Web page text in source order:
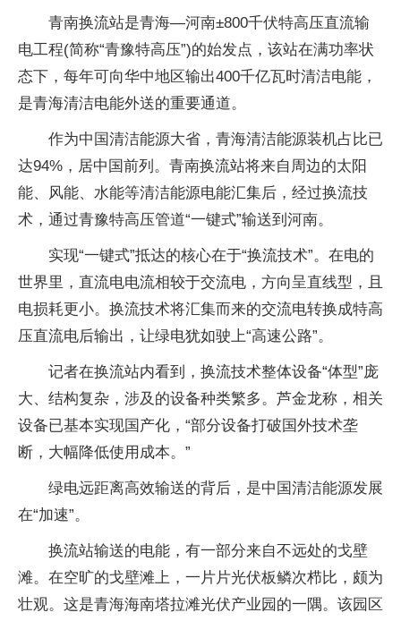
青南换流站是青海—河南±800千伏特高压直流输
电工程(简称“青豫特高压”)的始发点，该站在满功率状
态下，每年可向华中地区输出400千亿瓦时清洁电能，
是青海清洁电能外送的重要通道。
作为中国清洁能源大省，青海清洁能源装机占比已
达94%，居中国前列。青南换流站将来自周边的太阳
能、风能、水能等清洁能源电能汇集后，经过换流技
术，通过青豫特高压管道“一键式”输送到河南。
实现“一键式”抵达的核心在于“换流技术”。在电的
世界里，直流电电流相较于交流电，方向呈直线型，且
电损耗更小。换流技术将汇集而来的交流电转换成特高
压直流电后输出，让绿电犹如驶上“高速公路”。
记者在换流站内看到，换流技术整体设备“体型”庞
大、结构复杂，涉及的设备种类繁多。芦金龙称，相关
设备已基本实现国产化，“部分设备打破国外技术垄
断，大幅降低使用成本。”
绿电远距离高效输送的背后，是中国清洁能源发展
在“加速”。
换流站输送的电能，有一部分来自不远处的戈壁
滩。在空旷的戈壁滩上，一片片光伏板鳞次栉比，颇为
壮观。这是青海海南塔拉滩光伏产业园的一隅。该园区